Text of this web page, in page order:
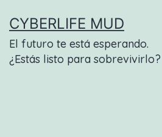
contenido
CYBERLIFE MUD
El futuro te está esperando.
¿Estás listo para sobrevivirlo?